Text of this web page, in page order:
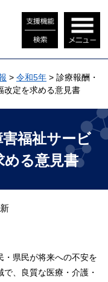
> 令和5年 > 診療報酬・
改定を求める意見書
福祉サービ
める意見書
県民が将来への不安を
、良質な医療・介護・